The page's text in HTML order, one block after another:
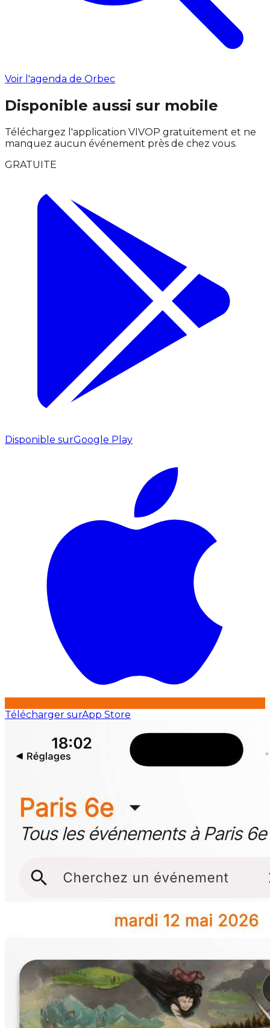
Voir l'agenda de Orbec
Disponible aussi sur mobile
Téléchargez l'application VIVOP gratuitement et ne
manquez aucun événement près de chez vous.
GRATUITE
Disponible surGoogle Play
Télécharger surApp Store